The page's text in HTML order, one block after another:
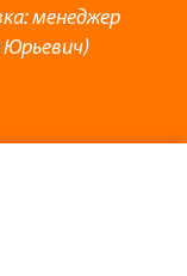
менеджер
Юрьевич)